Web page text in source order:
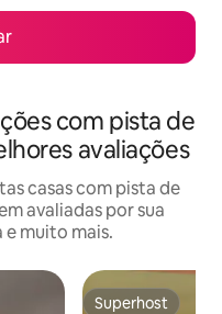
com pista de
avaliações
casas com pista de
avaliadas por sua
muito mais.
Superhost